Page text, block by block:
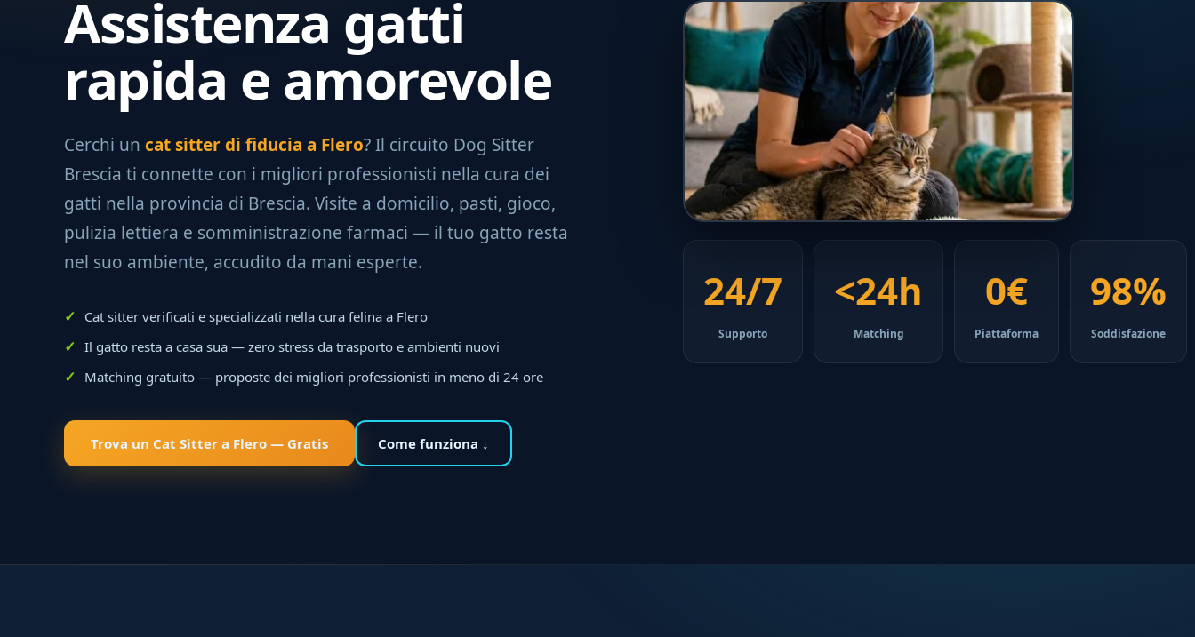
Assistenza gatti
rapida e amorevole
Cerchi un cat sitter di fiducia a Flero? Il circuito Dog Sitter
Brescia ti connette con i migliori professionisti nella cura dei
gatti nella provincia di Brescia. Visite a domicilio, pasti, gioco,
pulizia lettiera e somministrazione farmaci — il tuo gatto resta
nel suo ambiente, accudito da mani esperte.
Cat sitter verificati e specializzati nella cura felina a Flero
Il gatto resta a casa sua — zero stress da trasporto e ambienti nuovi
Matching gratuito — proposte dei migliori professionisti in meno di 24 ore
Trova un Cat Sitter a Flero — Gratis Come funziona ↓
24/7
Supporto
<24h
Matching
0€
Piattaforma
98%
Soddisfazione